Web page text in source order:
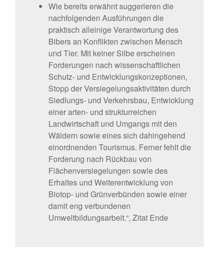
Wie bereits erwähnt suggerieren die
nachfolgenden Ausführungen die
praktisch alleinige Verantwortung des
Bibers an Konflikten zwischen Mensch
und Tier. Mit keiner Silbe erscheinen
Forderungen nach wissenschaftlichen
Schutz- und Entwicklungskonzeptionen,
Stopp der Versiegelungsaktivitäten durch
Siedlungs- und Verkehrsbau, Entwicklung
einer arten- und strukturreichen
Landwirtschaft und Umgangs mit den
Wäldern sowie eines sich dahingehend
einordnenden Tourismus. Ferner fehlt die
Forderung nach Rückbau von
Flächenversiegelungen sowie des
Erhaltes und Weiterentwicklung von
Biotop- und Grünverbünden sowie einer
damit eng verbundenen
Umweltbildungsarbeit.“, Zitat Ende